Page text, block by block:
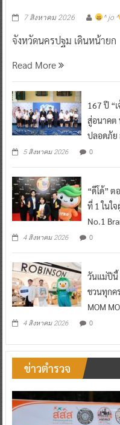
7 สิงหาคม 2026 ^ jo ^
จังหวัดนครปฐม เดินหน้ายก
Read More
167 ปี “
สู่อนาคต
ปลอดภัย
5 สิงหาคม 2026 0
“ดีโด้”
ที่ 1 ในใ
No.1
4 สิงหาคม 2026 0
วันแม่ปีนี้
ชวนทุกค
MOM
4 สิงหาคม 2026 0
ข่าวตำรวจ